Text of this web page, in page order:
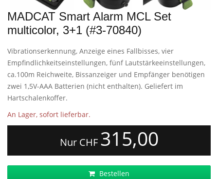
MADCAT Smart Alarm MCL Set
multicolor, 3+1 (#3-70840)
Vibrationserkennung, Anzeige eines Fallbisses, vier
Empfindlichkeitseinstellungen, fünf Lautstärkeeinstellungen,
ca.100m Reichweite, Bissanzeiger und Empfänger benötigen
zwei 1,5V-AAA Batterien (nicht enthalten). Geliefert im
Hartschalenkoffer.
An Lager, sofort lieferbar.
Nur CHF 315,00
Bestellen